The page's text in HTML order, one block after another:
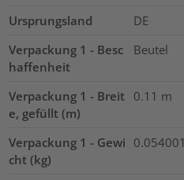
Ursprungsland
DE
Verpackung 1 - Besc
haffenheit
Beutel
Verpackung 1 - Breit
e, gefüllt (m)
0.11 m
Verpackung 1 - Gewi
cht (kg)
0.054001